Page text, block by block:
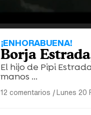
¡ENHORABUENA!
Borja
El hijo de Pipi
manos ...
12 comentarios |Lunes 20